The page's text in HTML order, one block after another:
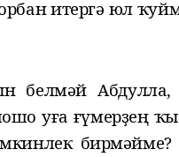
итергә юл
белмәй
уға ғүмерҙең